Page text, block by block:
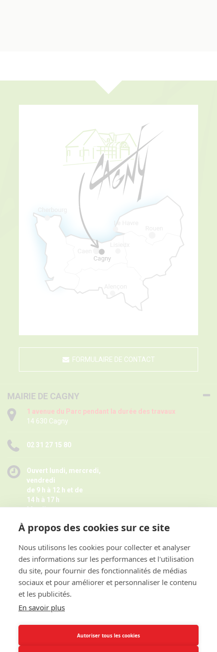
FORMULAIRE DE CONTACT
MAIRIE DE CAGNY
1 avenue du Parc pendant la durée des travaux
14 630 Cagny
02 31 27 15 80
Ouvert lundi, mercredi,
vendredi
de 9 h à 12 h et de
14 h à 17 h
Mardi
Jeudi de 14 h à 17 h -Fermé pendant les petites vacances
Horaires juillet août ici
et sur rendez-vous
ACCES RAPIDE
INFORMATIONS
À propos des cookies sur ce site
Nous utilisons les cookies pour collecter et analyser
des informations sur les performances et l'utilisation
du site, pour fournir des fonctionnalités de médias
sociaux et pour améliorer et personnaliser le contenu
et les publicités.
En savoir plus
Autoriser tous les cookies